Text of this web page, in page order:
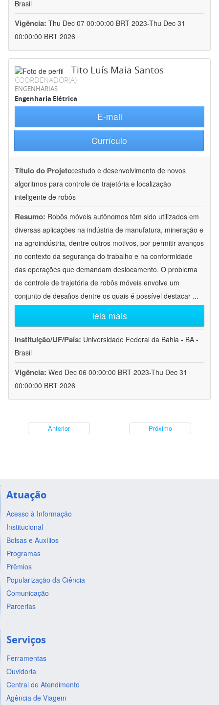
Brasil
Vigência: Thu Dec 07 00:00:00 BRT 2023-Thu Dec 31
00:00:00 BRT 2026
Tito Luís Maia Santos
COORDENADOR(A)
ENGENHARIAS
Engenharia Elétrica
E-mail
Currículo
Título do Projeto:estudo e desenvolvimento de novos
algoritmos para controle de trajetória e localização
inteligente de robôs
Resumo: Robôs móveis autônomos têm sido utilizados em
diversas aplicações na indústria de manufatura, mineração e
na agroindústria, dentre outros motivos, por permitir avanços
no contexto da segurança do trabalho e na conformidade
das operações que demandam deslocamento. O problema
de controle de trajetória de robôs móveis envolve um
conjunto de desafios dentre os quais é possível destacar ...
leia mais
Instituição/UF/País: Universidade Federal da Bahia - BA -
Brasil
Vigência: Wed Dec 06 00:00:00 BRT 2023-Thu Dec 31
00:00:00 BRT 2026
Anterior Próximo
Atuação
Acesso à Informação
Institucional
Bolsas e Auxílios
Programas
Prêmios
Popularização da Ciência
Comunicação
Parcerias
Serviços
Ferramentas
Ouvidoria
Central de Atendimento
Agência de Viagem